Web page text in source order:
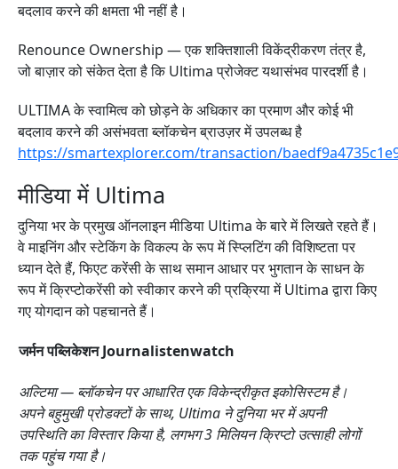
बदलाव करने की क्षमता भी नहीं है।
Renounce Ownership — एक शक्तिशाली विकेंद्रीकरण तंत्र है,
जो बाज़ार को संकेत देता है कि Ultima प्रोजेक्ट यथासंभव पारदर्शी है।
ULTIMA के स्वामित्व को छोड़ने के अधिकार का प्रमाण और कोई भी
बदलाव करने की असंभवता ब्लॉकचेन ब्राउज़र में उपलब्ध है
https://smartexplorer.com/transaction/
मीडिया में Ultima
दुनिया भर के प्रमुख ऑनलाइन मीडिया Ultima के बारे में लिखते रहते हैं।
वे माइनिंग और स्टेकिंग के विकल्प के रूप में स्प्लिटिंग की विशिष्टता पर
ध्यान देते हैं, फिएट करेंसी के साथ समान आधार पर भुगतान के साधन के
रूप में क्रिप्टोकरेंसी को स्वीकार करने की प्रक्रिया में Ultima द्वारा किए
गए योगदान को पहचानते हैं।
जर्मन पब्लिकेशन Journalistenwatch
अल्टिमा — ब्लॉकचेन पर आधारित एक विकेन्द्रीकृत इकोसिस्टम है।
अपने बहुमुखी प्रोडक्टों के साथ, Ultima ने दुनिया भर में अपनी
उपस्थिति का विस्तार किया है, लगभग 3 मिलियन क्रिप्टो उत्साही लोगों
तक पहुंच गया है।